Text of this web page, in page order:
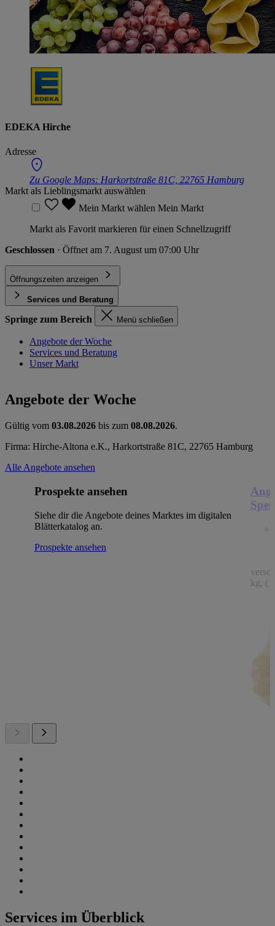
EDEKA Hirche
Adresse
Zu Google Maps: Harkortstraße 81C, 22765 Hamburg
Markt als Lieblingsmarkt auswählen
Mein Markt wählen Mein Markt
Markt als Favorit markieren für einen Schnellzugriff
Geschlossen · Öffnet am 7. August um 07:00 Uhr
Öffnungszeiten anzeigen
Services und Beratung
Springe zum Bereich Menü schließen
Angebote der Woche
Services und Beratung
Unser Markt
Angebote der Woche
Gültig vom 03.08.2026 bis zum 08.08.2026.
Firma: Hirche-Altona e.K., Harkortstraße 81C, 22765 Hamburg
Alle Angebote ansehen
Prospekte ansehen
Siehe dir die Angebote deines Marktes im digitalen
Blätterkatalog an.
Prospekte ansehen
kg,
Services im Überblick